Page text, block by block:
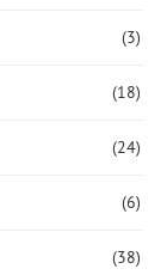
(3)
(18)
(24)
(6)
(38)